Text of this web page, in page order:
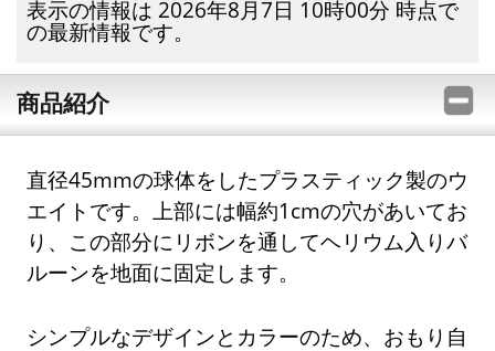
表示の情報は 2026年8月7日 10時00分 時点で
の最新情報です。
商品紹介
直径45mmの球体をしたプラスティック製のウ
エイトです。上部には幅約1cmの穴があいてお
り、この部分にリボンを通してヘリウム入りバ
ルーンを地面に固定します。
シンプルなデザインとカラーのため、おもり自